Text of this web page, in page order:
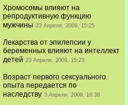
Хромосомы влияют на
репродуктивную функцию
мужчины 23 Апреля, 2009, 15:25
Лекарства от эпилепсии у
беременных влияют на интеллект
детей 23 Апреля, 2009, 15:23
Возраст первого сексуального
опыта передается по
наследству 3 Апреля, 2009, 16:38